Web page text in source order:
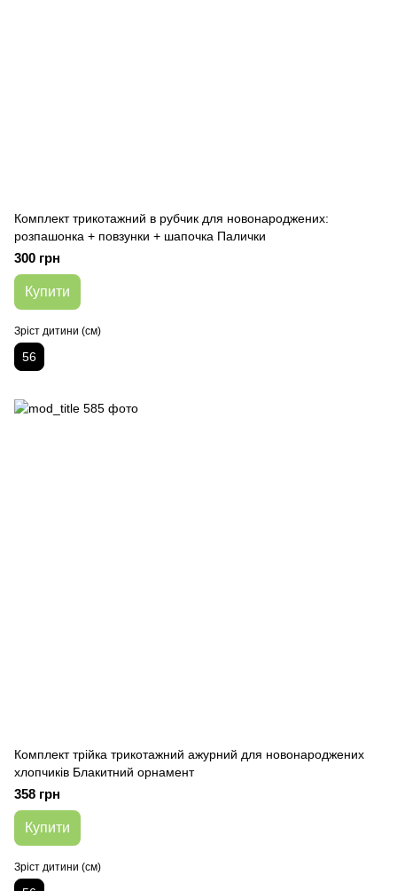
Комплект трикотажний в рубчик для новонароджених:
розпашонка + повзунки + шапочка Палички
300 грн
Купити
Зріст дитини (см)
56
Комплект трійка трикотажний ажурний для новонароджених
хлопчиків Блакитний орнамент
358 грн
Купити
Зріст дитини (см)